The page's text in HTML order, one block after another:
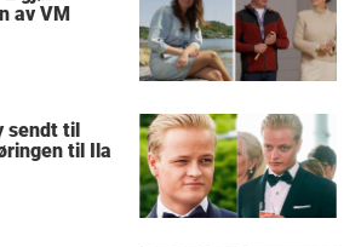
av VM
sendt til
til Ila